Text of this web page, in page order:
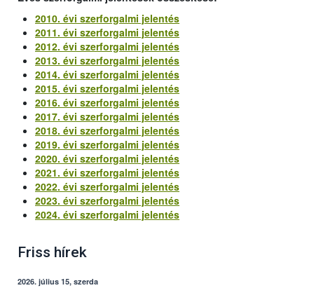
2010. évi szerforgalmi jelentés
2011. évi szerforgalmi jelentés
2012. évi szerforgalmi jelentés
2013. évi szerforgalmi jelentés
2014. évi szerforgalmi jelentés
2015. évi szerforgalmi jelentés
2016. évi szerforgalmi jelentés
2017. évi szerforgalmi jelentés
2018. évi szerforgalmi jelentés
2019. évi szerforgalmi jelentés
2020. évi szerforgalmi jelentés
2021. évi szerforgalmi jelentés
2022. évi szerforgalmi jelentés
2023. évi szerforgalmi jelentés
2024. évi szerforgalmi jelentés
Friss hírek
2026. július 15, szerda